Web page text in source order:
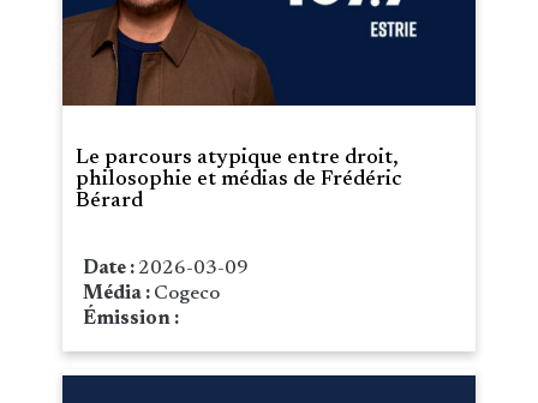
Le parcours atypique entre droit,
philosophie et médias de Frédéric
Bérard
Date : 2026-03-09
Média : Cogeco
Émission :